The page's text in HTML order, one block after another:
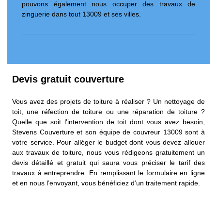
pouvons également nous occuper des travaux de
zinguerie dans tout 13009 et ses villes.
Devis gratuit couverture
Vous avez des projets de toiture à réaliser ? Un nettoyage de
toit, une réfection de toiture ou une réparation de toiture ?
Quelle que soit l’intervention de toit dont vous avez besoin,
Stevens Couverture et son équipe de couvreur 13009 sont à
votre service. Pour alléger le budget dont vous devez allouer
aux travaux de toiture, nous vous rédigeons gratuitement un
devis détaillé et gratuit qui saura vous préciser le tarif des
travaux à entreprendre. En remplissant le formulaire en ligne
et en nous l’envoyant, vous bénéficiez d’un traitement rapide.